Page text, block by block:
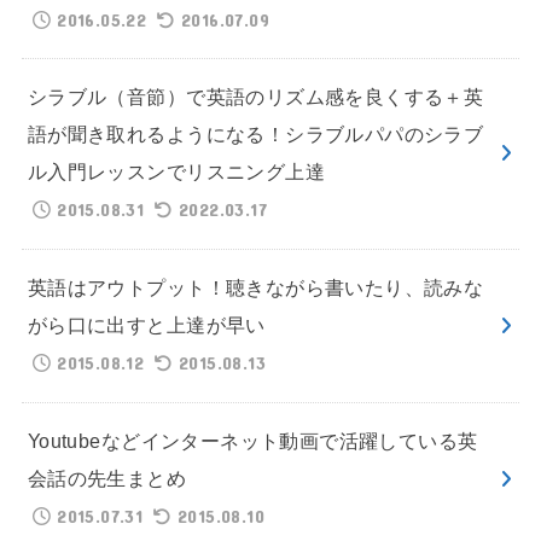
2016.05.22
2016.07.09
シラブル（音節）で英語のリズム感を良くする＋英
語が聞き取れるようになる！シラブルパパのシラブ
ル入門レッスンでリスニング上達
2015.08.31
2022.03.17
英語はアウトプット！聴きながら書いたり、読みな
がら口に出すと上達が早い
2015.08.12
2015.08.13
Youtubeなどインターネット動画で活躍している英
会話の先生まとめ
2015.07.31
2015.08.10